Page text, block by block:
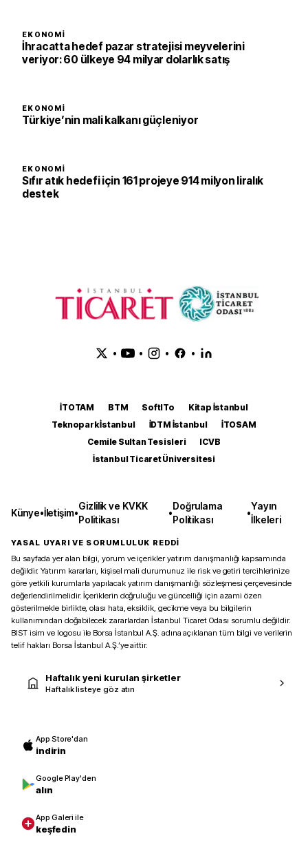
EKONOMI
İhracatta hedef pazar stratejisi meyvelerini
veriyor: 60 ülkeye 94 milyar dolarlık satış
EKONOMI
Türkiye’nin mali kalkanı güçleniyor
EKONOMI
Sıfır atık hedefi için 161 projeye 914 milyon liralık
destek
• • • •
İTOTAM BTM SoftITo
Kitap İstanbul
Teknopark İstanbul
İDTM İstanbul
İTOSAM
Cemile Sultan Tesisleri
ICVB
İstanbul Ticaret Üniversitesi
Künye•İletişim•
Gizlilik ve KVKK
Politikası
•
Doğrulama
Politikası
•
Yayın
İlkeleri
YASAL UYARI VE SORUMLULUK REDDİ
Bu sayfada yer alan bilgi, yorum ve içerikler yatırım danışmanlığı kapsamında
değildir. Yatırım kararları, kişisel mali durumunuz ile risk ve getiri tercihlerinize
göre yetkili kurumlarla yapılacak yatırım danışmanlığı sözleşmesi çerçevesinde
değerlendirilmelidir. İçeriklerin doğruluğu ve güncelliği için azami özen
gösterilmekle birlikte, olası hata, eksiklik, gecikme veya bu bilgilerin
kullanımından doğabilecek zararlardan İstanbul Ticaret Odası sorumlu değildir.
BIST isim ve logosu ile Borsa İstanbul A.Ş. adına açıklanan tüm bilgi ve verilerin
telif hakları Borsa İstanbul A.Ş.’ye aittir.
Haftalık yeni kurulan şirketler
Haftalık listeye göz atın
App Store'dan
indirin
Google Play'den
alın
App Galeri ile
keşfedin